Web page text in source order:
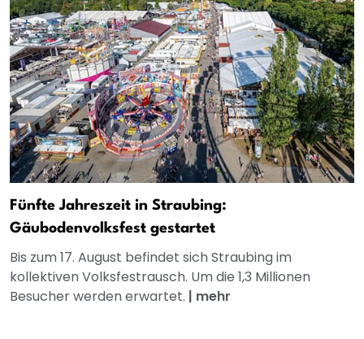
Fünfte Jahreszeit in Straubing:
Gäubodenvolksfest gestartet
Bis zum 17. August befindet sich Straubing im
kollektiven Volksfestrausch. Um die 1,3 Millionen
Besucher werden erwartet. | mehr